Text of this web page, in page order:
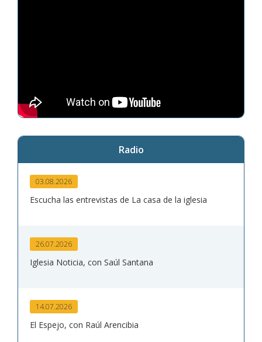
Radio
03.08.2026
Escucha las entrevistas de La casa de la iglesia
26.07.2026
Iglesia Noticia, con Saúl Santana
14.07.2026
El Espejo, con Raúl Arencibia